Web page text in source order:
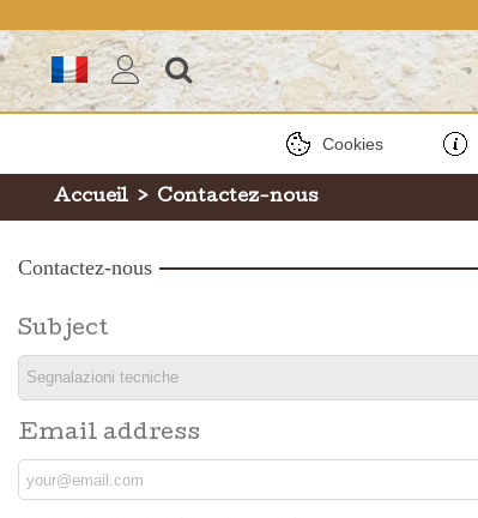
Cookies
Accueil > Contactez-nous
Contactez-nous
Subject
Email address